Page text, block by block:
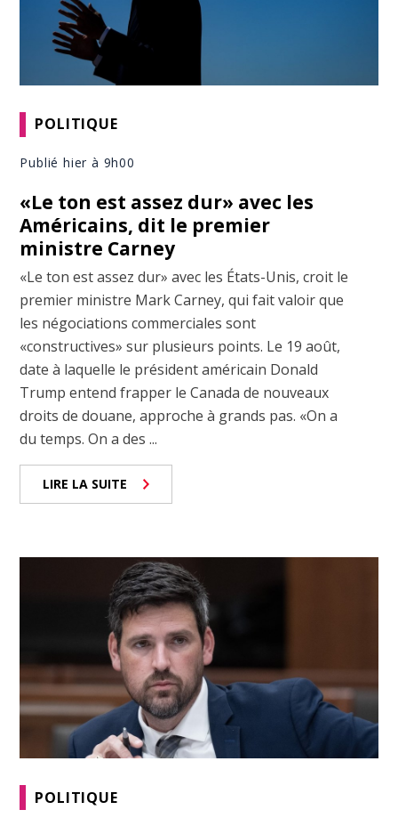
POLITIQUE
Publié hier à 9h00
«Le ton est assez dur» avec les
Américains, dit le premier
ministre Carney
«Le ton est assez dur» avec les États-Unis, croit le
premier ministre Mark Carney, qui fait valoir que
les négociations commerciales sont
«constructives» sur plusieurs points. Le 19 août,
date à laquelle le président américain Donald
Trump entend frapper le Canada de nouveaux
droits de douane, approche à grands pas. «On a
du temps. On a des ...
LIRE LA SUITE
POLITIQUE